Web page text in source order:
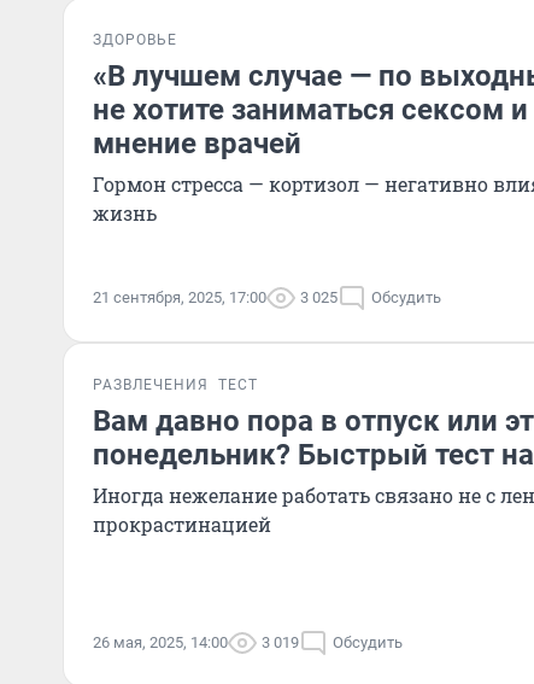
ЗДОРОВЬЕ
«В лучшем случае — по
не хотите заниматься сексом
мнение врачей
Гормон стресса — кортизол — негативно
жизнь
21 сентября, 2025, 17:00 3 025 Обсудить
РАЗВЛЕЧЕНИЯ ТЕСТ
Вам давно пора в отпуск или
понедельник? Быстрый тест
Иногда нежелание работать связано не с
прокрастинацией
26 мая, 2025, 14:00 3 019 Обсудить